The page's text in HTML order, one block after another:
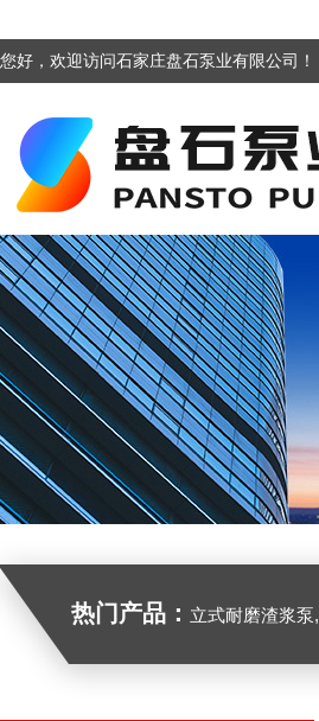
您好，欢迎访问石家庄盘石泵业有限公司！
热门产品： 立式耐磨渣浆